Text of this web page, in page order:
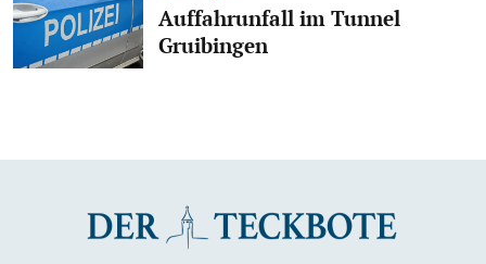
Auffahrunfall im Tunnel
Gruibingen